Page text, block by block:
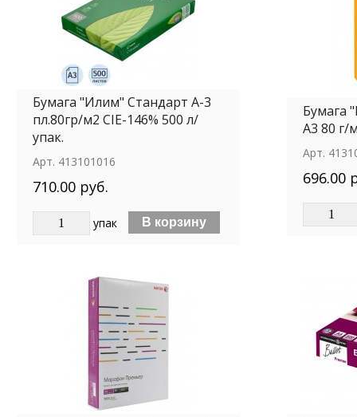
Бумага "Илим" Стандарт А-3
пл.80гр/м2 CIE-146% 500 л/
упак.
Арт. 413101016
710.00 руб.
упак
Бумага
А3 80 г/
Арт.
696.00